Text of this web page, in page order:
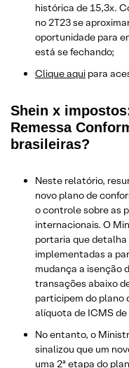
histórica de 15,3x.
no 2T23 se
oportunidade para
está se fechando;
Clique aqui para
Shein x
Remessa
brasileiras?
Neste relatório,
novo plano de
o controle sobre as
internacionais. O
portaria que detalha
implementadas a
mudança a isenção
transações abaixo
participem do plano
alíquota de ICMS de
No entanto, o
sinalizou que um
uma 2ª etapa do